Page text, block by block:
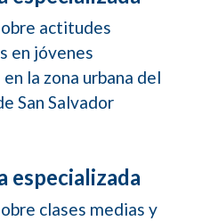
actitudes
en jóvenes
la zona urbana del
San Salvador
especializada
clases medias y